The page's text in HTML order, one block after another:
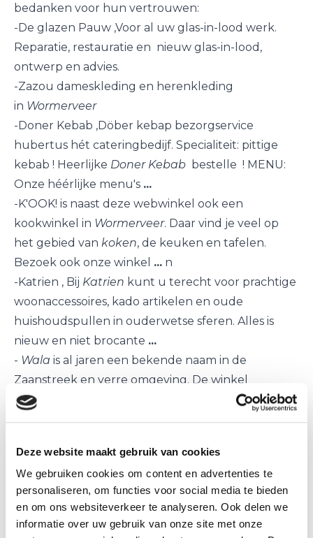
Deze website maakt gebruik van cookies
We gebruiken cookies om content en advertenties te
personaliseren, om functies voor social media te bieden
en om ons websiteverkeer te analyseren. Ook delen we
informatie over uw gebruik van onze site met onze
bedanken voor hun vertrouwen:
-De glazen Pauw ,Voor al uw glas-in-lood werk.
Reparatie, restauratie en nieuw glas-in-lood,
ontwerp en advies.
-Zazou dameskleding en herenkleding
in Wormerveer
-Doner Kebab ,Döber kebap bezorgservice
hubertus hét cateringbedijf. Specialiteit: pittige
kebab ! Heerlijke Doner Kebab bestelle ! MENU:
Onze héérlijke menu's ...
-K'OOK! is naast deze webwinkel ook een
kookwinkel in Wormerveer. Daar vind je veel op
het gebied van koken, de keuken en tafelen.
Bezoek ook onze winkel ... n
-Katrien , Bij Katrien kunt u terecht voor prachtige
woonaccessoires, kado artikelen en oude
huishoudspullen in ouderwetse sferen. Alles is
nieuw en niet brocante ...
- Wala is al jaren een bekende naam in de
Zaanstreek en verre omgeving. De winkel
verkoopt exclusieve lingerie-, bad-, nacht- en
bovenkleding voor dames en
graag in hun 120 jaar oude winkel. Naast een
mooie collectie boeken vindt u bij ons cadeau-
artikelen, een hobbyafdeling en een grote
afdeling met kinderboeken.